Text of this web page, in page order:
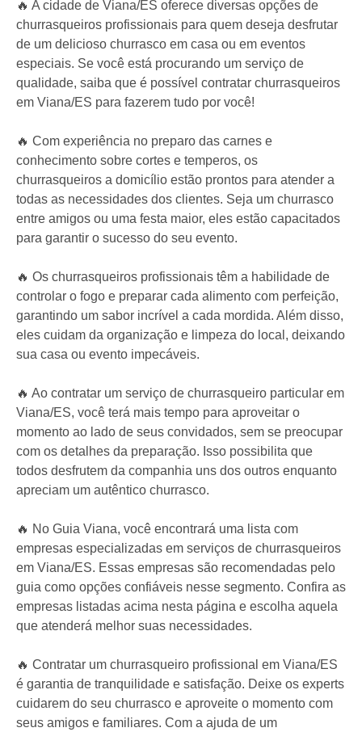
🔥 A cidade de Viana/ES oferece diversas opções de
churrasqueiros profissionais para quem deseja desfrutar
de um delicioso churrasco em casa ou em eventos
especiais. Se você está procurando um serviço de
qualidade, saiba que é possível contratar churrasqueiros
em Viana/ES para fazerem tudo por você!
🔥 Com experiência no preparo das carnes e
conhecimento sobre cortes e temperos, os
churrasqueiros a domicílio estão prontos para atender a
todas as necessidades dos clientes. Seja um churrasco
entre amigos ou uma festa maior, eles estão capacitados
para garantir o sucesso do seu evento.
🔥 Os churrasqueiros profissionais têm a habilidade de
controlar o fogo e preparar cada alimento com perfeição,
garantindo um sabor incrível a cada mordida. Além disso,
eles cuidam da organização e limpeza do local, deixando
sua casa ou evento impecáveis.
🔥 Ao contratar um serviço de churrasqueiro particular em
Viana/ES, você terá mais tempo para aproveitar o
momento ao lado de seus convidados, sem se preocupar
com os detalhes da preparação. Isso possibilita que
todos desfrutem da companhia uns dos outros enquanto
apreciam um autêntico churrasco.
🔥 No Guia Viana, você encontrará uma lista com
empresas especializadas em serviços de churrasqueiros
em Viana/ES. Essas empresas são recomendadas pelo
guia como opções confiáveis nesse segmento. Confira as
empresas listadas acima nesta página e escolha aquela
que atenderá melhor suas necessidades.
🔥 Contratar um churrasqueiro profissional em Viana/ES
é garantia de tranquilidade e satisfação. Deixe os experts
cuidarem do seu churrasco e aproveite o momento com
seus amigos e familiares. Com a ajuda de um